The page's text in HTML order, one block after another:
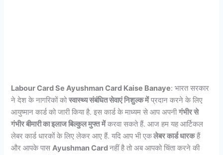
Labour Card Se Ayushman Card Kaise Banaye: भारत सरकार
ने देश के नागरिकों कोस्वास्थ्य संबंधित सेवाएं निशुल्क मेंप्रदान करने के लिए
आयुष्मान कार्ड को जारी किया है. इस कार्ड के माध्यम से आप अपनीगंभीर से
गंभीर बीमारी का इलाज बिल्कुल मुफ्त मेंकरवा सकते हैं. आज हम यह आर्टिकल
लेबर कार्ड धारकों के लिए लेकर आए हैं. यदि आप भी एकलेबर कार्ड धारकहैं
और आपके पासAyushman Cardनहीं है तो अब आपको चिंता करने की